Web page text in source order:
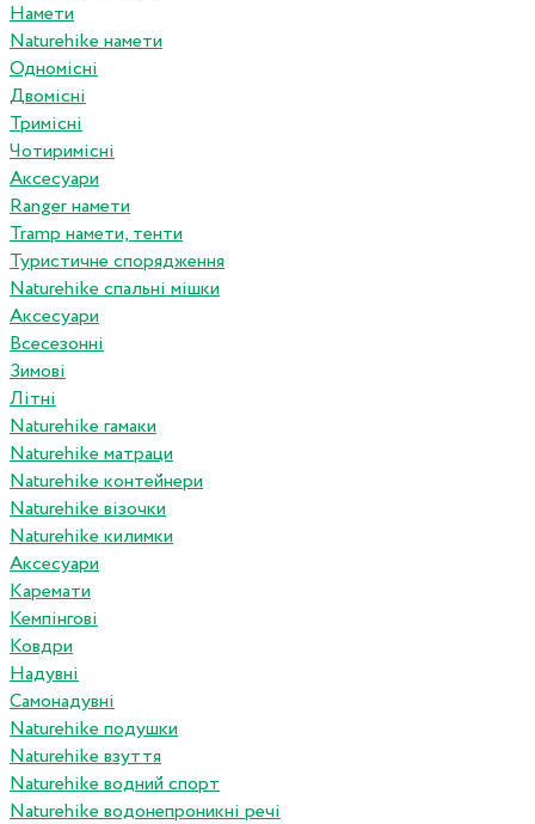
Намети
Naturehike намети
Одномісні
Двомісні
Тримісні
Чотиримісні
Аксесуари
Ranger намети
Tramp намети, тенти
Туристичне спорядження
Naturehike спальні мішки
Аксесуари
Всесезонні
Зимові
Літні
Naturehike гамаки
Naturehike матраци
Naturehike контейнери
Naturehike візочки
Naturehike килимки
Аксесуари
Каремати
Кемпінгові
Ковдри
Надувні
Самонадувні
Naturehike подушки
Naturehike взуття
Naturehike водний спорт
Naturehike водонепроникні речі